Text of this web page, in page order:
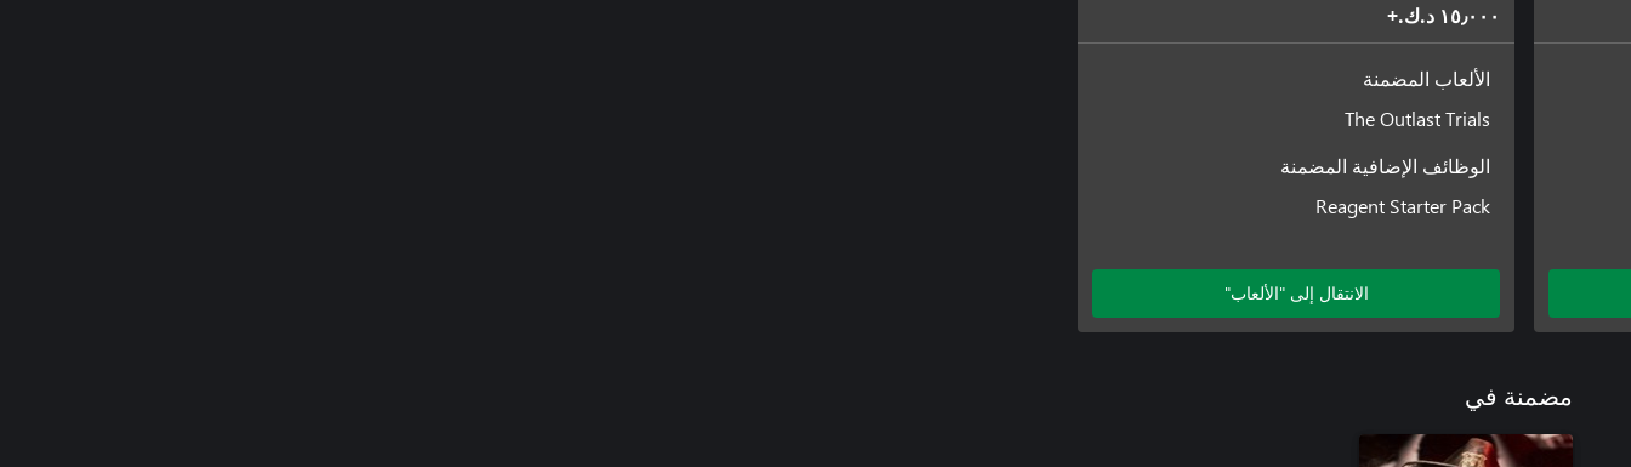
١٥٫٠٠٠ د.ك.‏+
الألعاب المضمنة
The Outlast Trials
الوظائف الإضافية المضمنة
Reagent Starter Pack
الانتقال إلى "الألعاب"
مضمنة في